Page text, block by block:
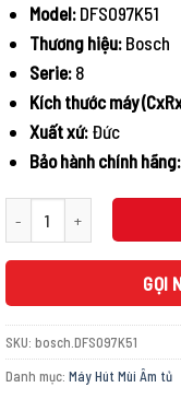
là:
Model: DFS097K51
Thương hiệu: Bosch
Serie: 8
Kích thước máy
Xuất xứ: Đức
Bảo hành chính hãng:
MÁY HÚT MÙI ÂM TỦ
GỌI
SKU: bosch.DFS097K51
Danh mục: Máy Hút Mùi Âm tủ